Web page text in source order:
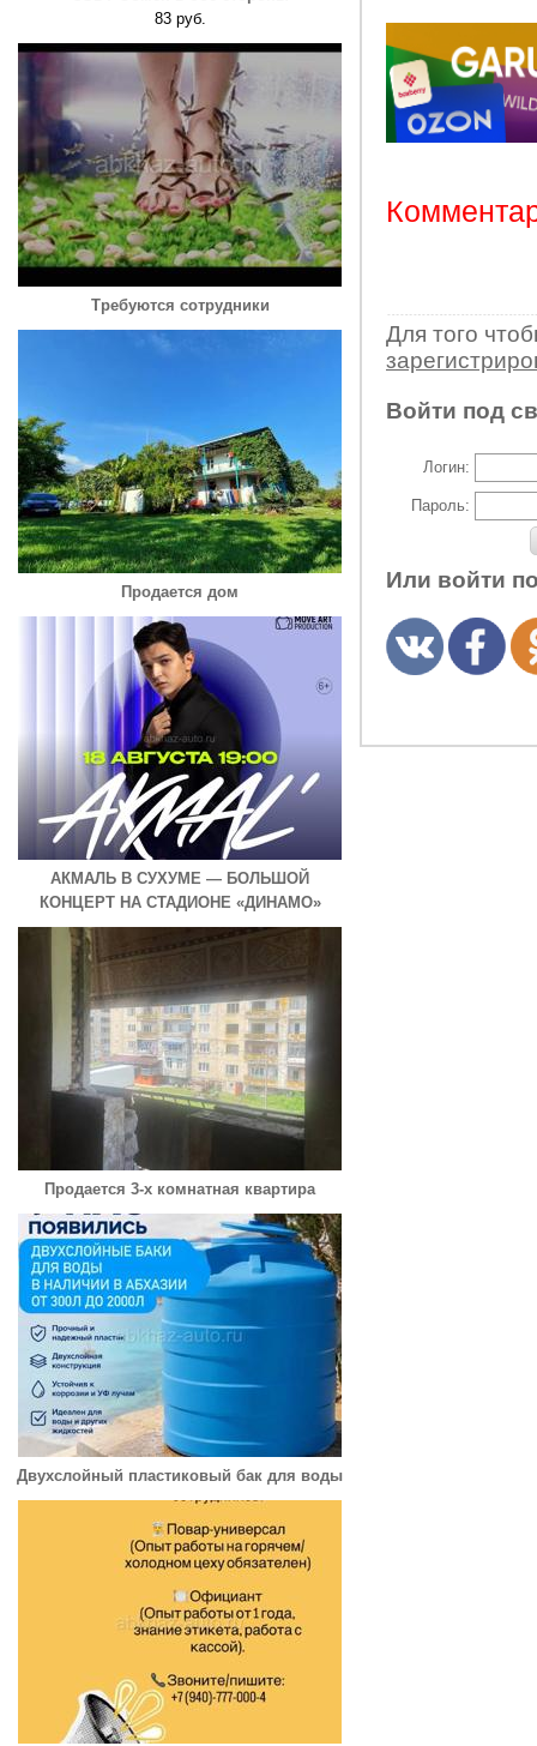
83 руб.
Требуются сотрудники
Продается дом
АКМАЛЬ В СУХУМЕ — БОЛЬШОЙ
КОНЦЕРТ НА СТАДИОНЕ «ДИНАМО»
Продается 3-х комнатная квартира
Двухслойный пластиковый бак для воды
Для того
Войти под
Логин:
Пароль:
Или войти